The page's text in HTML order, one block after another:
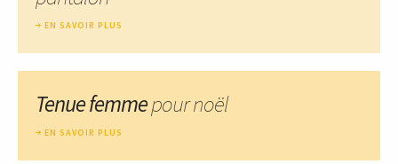
EN SAVOIR PLUS
Tenue femmepour noël
EN SAVOIR PLUS